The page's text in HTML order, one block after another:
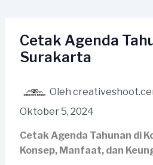
kontenCetak Agenda
Surakarta
Oleh
Oktober 5, 2024
Cetak Agenda Tahunan di
Konsep, Manfaat, dan